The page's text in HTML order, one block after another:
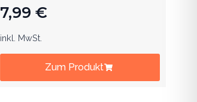
7,99 €
inkl. MwSt.
Zum Produkt